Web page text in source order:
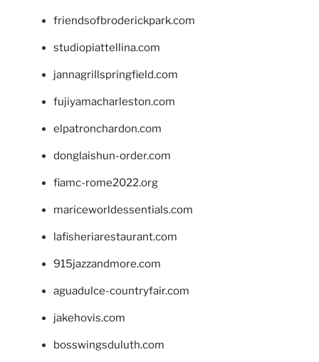
friendsofbroderickpark.com
studiopiattellina.com
jannagrillspringfield.com
fujiyamacharleston.com
elpatronchardon.com
donglaishun-order.com
fiamc-rome2022.org
mariceworldessentials.com
lafisheriarestaurant.com
915jazzandmore.com
aguadulce-countryfair.com
jakehovis.com
bosswingsduluth.com